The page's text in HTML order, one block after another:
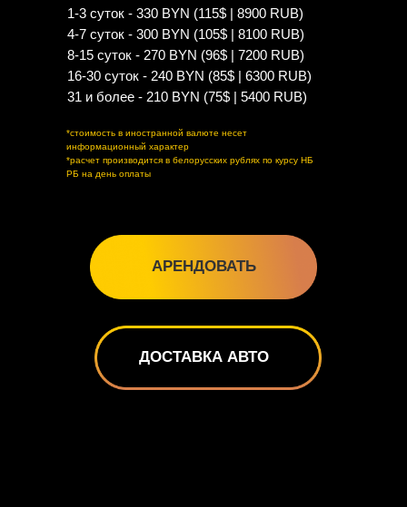
1-3 суток - 330 BYN (115$ | 8900 RUB)
4-7 суток - 300 BYN (105$ | 8100 RUB)
8-15 суток - 270 BYN (96$ | 7200 RUB)
16-30 суток - 240 BYN (85$ | 6300 RUB)
31 и более - 210 BYN (75$ | 5400 RUB)
*стоимость в иностранной валюте несет
информационный характер
*расчет производится в белорусских рублях по курсу НБ
РБ на день оплаты
АРЕНДОВАТЬ
ДОСТАВКА АВТО